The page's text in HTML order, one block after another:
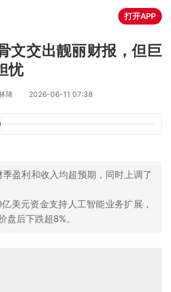
打开APP
文交出靓丽财报，但巨
忧
琦 2026-06-11 07:38
盈利和收入均超预期，同时上调了
美元资金支持人工智能业务扩展，
盘后下跌超8%。